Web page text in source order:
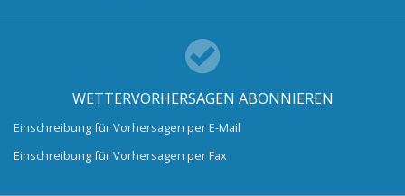
WETTERVORHERSAGEN ABONNIEREN
Einschreibung für Vorhersagen per E-Mail
Einschreibung für Vorhersagen per Fax